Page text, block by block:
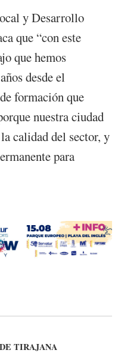
y Desarrollo
que “con este
que hemos
desde el
formación que
nuestra ciudad
calidad del sector, y
para
TIRAJANA